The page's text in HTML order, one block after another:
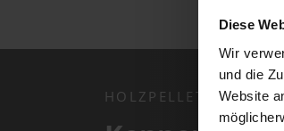
Diese
Wir
und die
Website
HOLZPELLETS.NET